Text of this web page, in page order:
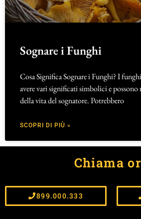
Sognare i Funghi
Cosa Significa Sognare i Funghi? I
avere vari significati simbolici e possono
della vita del sognatore. Potrebbero
SCOPRI DI PIÙ »
Chiama
899.000.333